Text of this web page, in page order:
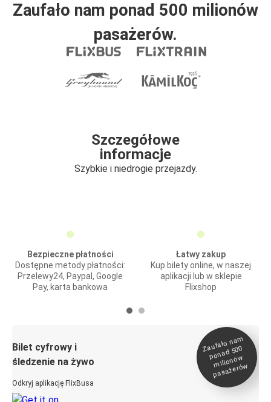
Zaufało nam ponad 500 milionów
pasażerów.
Szczegółowe
informacje
Szybkie i niedrogie przejazdy.
Bezpieczne płatności
Dostępne metody płatności:
Przelewy24, Paypal, Google
Pay, karta bankowa
Łatwy zakup
Kup bilety online, w naszej
aplikacji lub w sklepie
Flixshop
Bilet cyfrowy i
śledzenie na żywo
Odkryj aplikację FlixBusa
Zaufało na
m
ponad 500
milionó
w
pasażeró
w